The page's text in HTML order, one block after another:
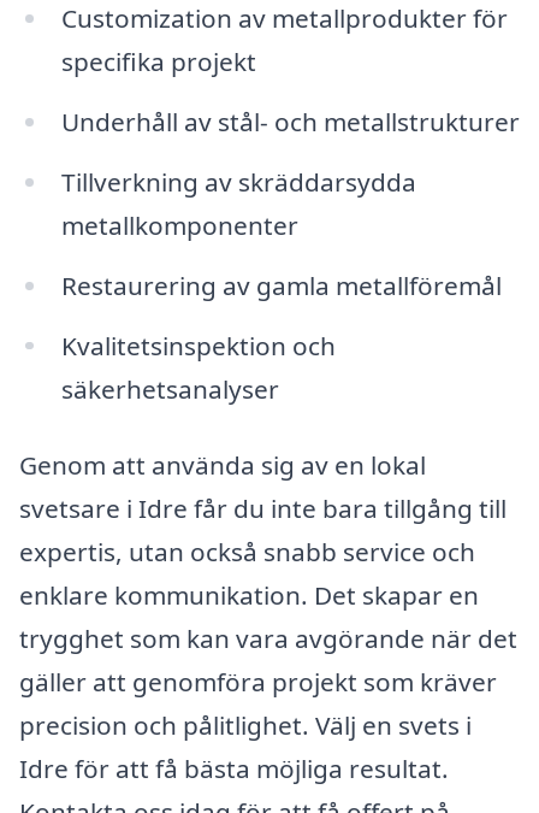
Customization av metallprodukter för
specifika projekt
Underhåll av stål- och metallstrukturer
Tillverkning av skräddarsydda
metallkomponenter
Restaurering av gamla metallföremål
Kvalitetsinspektion och
säkerhetsanalyser
Genom att använda sig av en lokal
svetsare i Idre får du inte bara tillgång till
expertis, utan också snabb service och
enklare kommunikation. Det skapar en
trygghet som kan vara avgörande när det
gäller att genomföra projekt som kräver
precision och pålitlighet. Välj en svets i
Idre för att få bästa möjliga resultat.